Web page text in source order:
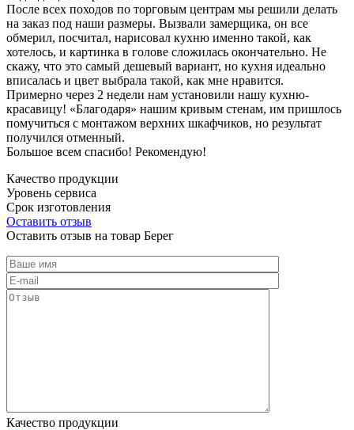
После всех походов по торговым центрам мы решили делать
на заказ под наши размеры. Вызвали замерщика, он все
обмерил, посчитал, нарисовал кухню именно такой, как
хотелось, и картинка в голове сложилась окончательно. Не
скажу, что это самый дешевый вариант, но кухня идеально
вписалась и цвет выбрала такой, как мне нравится.
Примерно через 2 недели нам установили нашу кухню-
красавицу! «Благодаря» нашим кривым стенам, им пришлось
помучиться с монтажом верхних шкафчиков, но результат
получился отменный.
Большое всем спасибо! Рекомендую!
Качество продукции
Уровень сервиса
Срок изготовления
Оставить отзыв
Оставить отзыв на товар Берег
Качество продукции